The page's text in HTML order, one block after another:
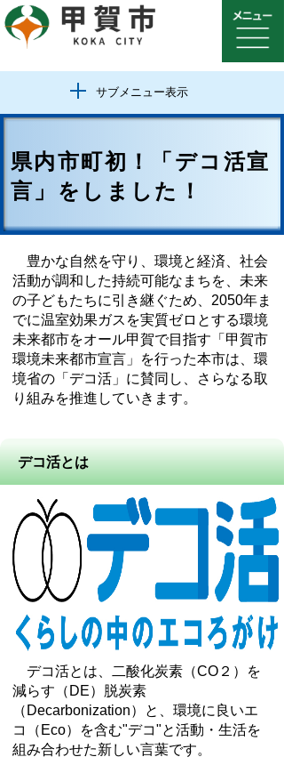
サブメニュー表示
県内市町初！「デコ活宣
言」をしました！
豊かな自然を守り、環境と経済、社会
活動が調和した持続可能なまちを、未来
の子どもたちに引き継ぐため、2050年ま
でに温室効果ガスを実質ゼロとする環境
未来都市をオール甲賀で目指す「甲賀市
環境未来都市宣言」を行った本市は、環
境省の「デコ活」に賛同し、さらなる取
り組みを推進していきます。
デコ活とは
デコ活とは、二酸化炭素（CO２）を
減らす（DE）脱炭素
（Decarbonization）と、環境に良いエ
コ（Eco）を含む"デコ"と活動・生活を
組み合わせた新しい言葉です。